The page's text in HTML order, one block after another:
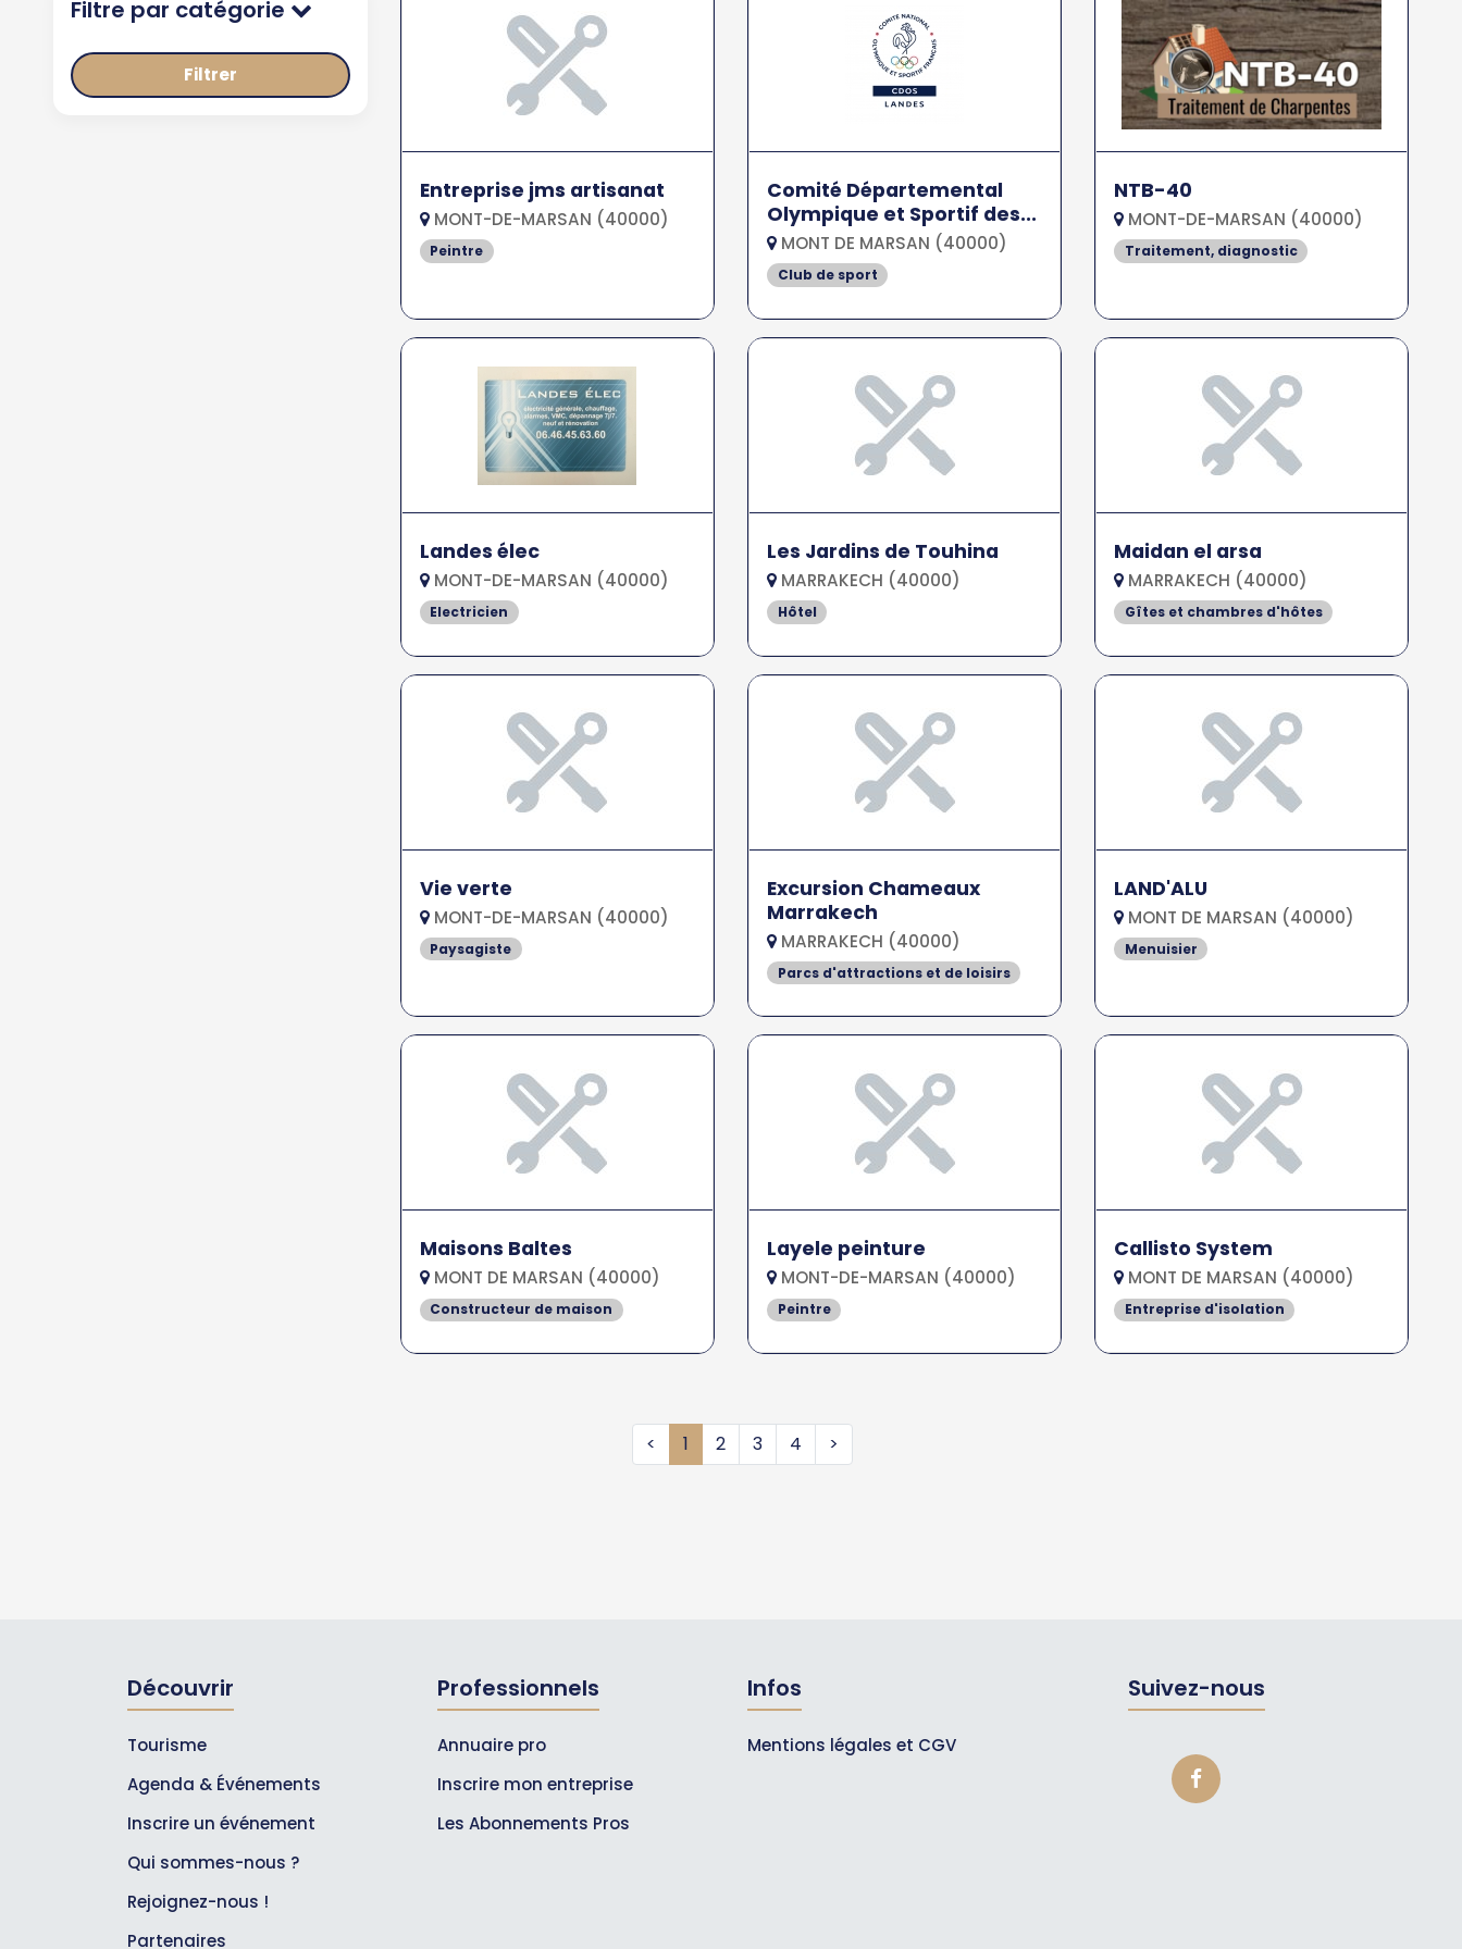
Filtre par catégorie
Filtrer
Entreprise jms artisanat
MONT-DE-MARSAN (40000)
Peintre
Comité Départemental
Olympique et Sportif des...
MONT DE MARSAN (40000)
Club de sport
NTB-40
MONT-DE-MARSAN (40000)
Traitement, diagnostic
Landes élec
MONT-DE-MARSAN (40000)
Electricien
Les Jardins de Touhina
MARRAKECH (40000)
Hôtel
Maidan el arsa
MARRAKECH (40000)
Gîtes et chambres d'hôtes
Vie verte
MONT-DE-MARSAN (40000)
Paysagiste
Excursion Chameaux
Marrakech
MARRAKECH (40000)
Parcs d'attractions et de loisirs
LAND'ALU
MONT DE MARSAN (40000)
Menuisier
Maisons Baltes
MONT DE MARSAN (40000)
Constructeur de maison
Layele peinture
MONT-DE-MARSAN (40000)
Peintre
Callisto System
MONT DE MARSAN (40000)
Entreprise d'isolation
< 1 2 3 4 >
Découvrir
Tourisme
Agenda & Événements
Inscrire un événement
Qui sommes-nous ?
Rejoignez-nous !
Partenaires
Professionnels
Annuaire pro
Inscrire mon entreprise
Les Abonnements Pros
Infos
Mentions légales et CGV
Suivez-nous